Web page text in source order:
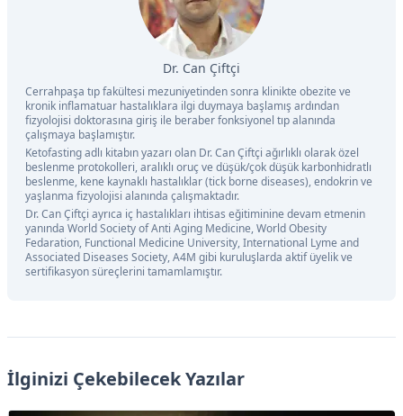
Dr. Can Çiftçi
Cerrahpaşa tıp fakültesi mezuniyetinden sonra klinikte obezite ve
kronik inflamatuar hastalıklara ilgi duymaya başlamış ardından
fizyolojisi doktorasına giriş ile beraber fonksiyonel tıp alanında
çalışmaya başlamıştır.
Ketofasting adlı kitabın yazarı olan Dr. Can Çiftçi ağırlıklı olarak özel
beslenme protokolleri, aralıklı oruç ve düşük/çok düşük karbonhidratlı
beslenme, kene kaynaklı hastalıklar (tick borne diseases), endokrin ve
yaşlanma fizyolojisi alanında çalışmaktadır.
Dr. Can Çiftçi ayrıca iç hastalıkları ihtisas eğitiminine devam etmenin
yanında World Society of Anti Aging Medicine, World Obesity
Fedaration, Functional Medicine University, International Lyme and
Associated Diseases Society, A4M gibi kuruluşlarda aktif üyelik ve
sertifikasyon süreçlerini tamamlamıştır.
İlginizi Çekebilecek Yazılar